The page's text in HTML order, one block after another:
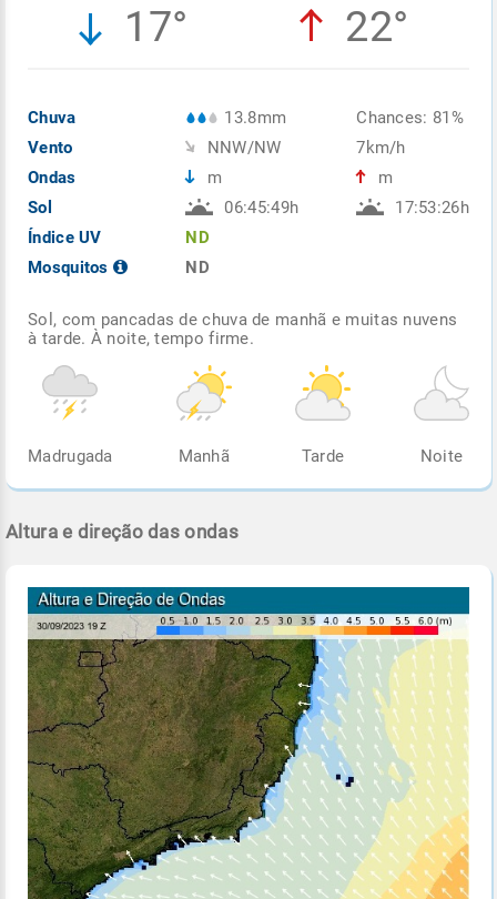
17° 22°
Chuva
Vento
Ondas
Sol
Índice UV
Mosquitos
13.8mm
NNW/NW
m
06:45:49h
ND
ND
Chances: 81%
7km/h
m
17:53:26h
Sol, com pancadas de chuva de manhã e muitas nuvens
à tarde. À noite, tempo firme.
Madrugada Manhã Tarde Noite
Altura e direção das ondas